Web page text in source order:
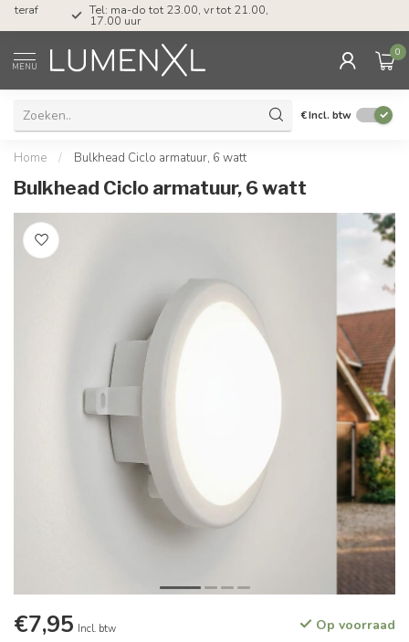
Tel: ma-do tot 23.00, vr tot 21.00, za tot
17.00 uur
MENU
0
€Incl. btw
Home / Bulkhead Ciclo armatuur, 6 watt
Bulkhead Ciclo armatuur, 6 watt
€7,95 Incl. btw Op voorraad